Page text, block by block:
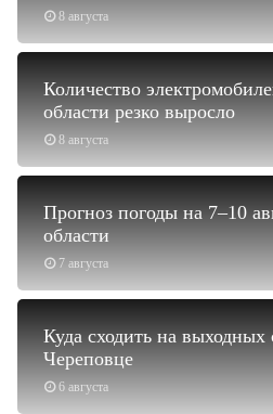
8 августа
8 августа
Количество
области резко выросло
7 августа
Прогноз погоды на 7–10
области
6 августа
Куда сходить на выходных
Череповце